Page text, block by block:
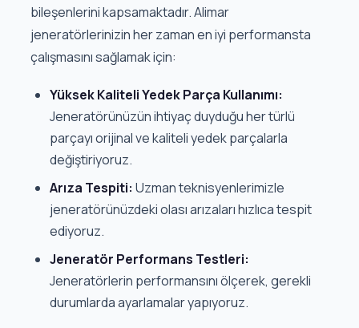
bileşenlerini kapsamaktadır. Alimar
jeneratörlerinizin her zaman en iyi performansta
çalışmasını sağlamak için:
Yüksek Kaliteli Yedek Parça Kullanımı:
Jeneratörünüzün ihtiyaç duyduğu her türlü
parçayı orijinal ve kaliteli yedek parçalarla
değiştiriyoruz.
Arıza Tespiti: Uzman teknisyenlerimizle
jeneratörünüzdeki olası arızaları hızlıca tespit
ediyoruz.
Jeneratör Performans Testleri:
Jeneratörlerin performansını ölçerek, gerekli
durumlarda ayarlamalar yapıyoruz.